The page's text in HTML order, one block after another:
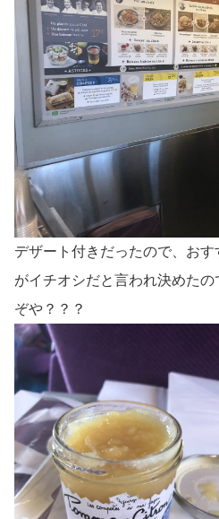
デザート付きだったので、お
がイチオシだと言われ決めた
ぞや？？？